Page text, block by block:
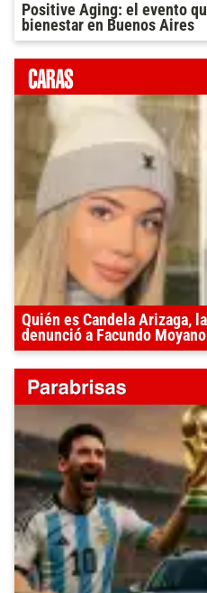
Positive Aging: el evento
bienestar en Buenos Aires
Quién es Candela Arizaga,
denunció a Facundo Moyano